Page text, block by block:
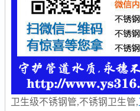
卫生级不锈钢管,不锈钢卫生管,